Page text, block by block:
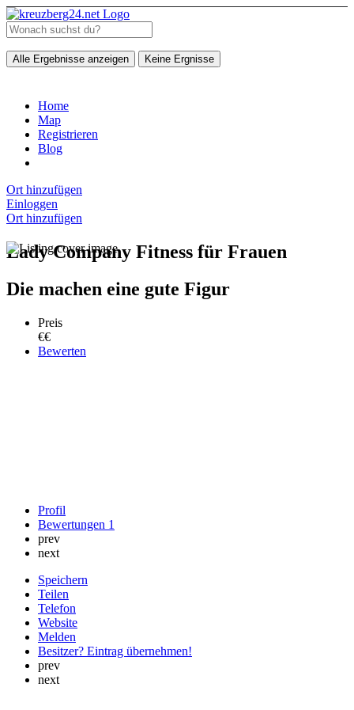
Alle Ergebnisse anzeigen Keine Ergnisse
Home
Map
Registrieren
Blog
Ort hinzufügen
Einloggen
Ort hinzufügen
Lady Company Fitness für Frauen
Die machen eine gute Figur
Preis
€€
Bewerten
Profil
Bewertungen 1
prev
next
Speichern
Teilen
Telefon
Website
Melden
Besitzer? Eintrag übernehmen!
prev
next